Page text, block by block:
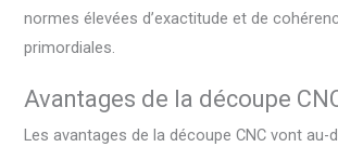
normes élevées d’exactitude et de
primordiales.
Avantages de la découpe
Les avantages de la découpe CNC vont au-